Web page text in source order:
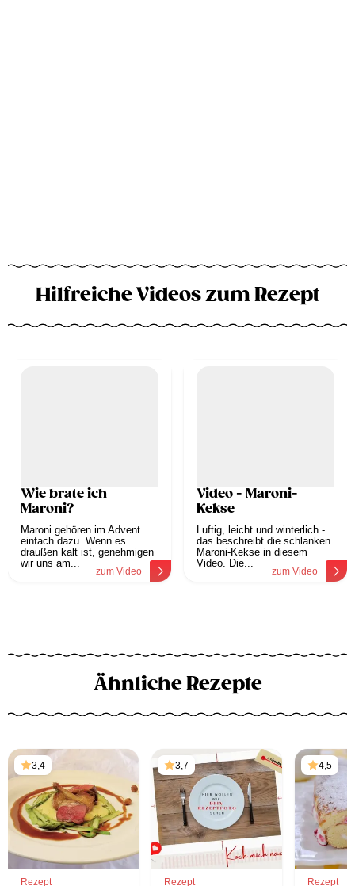
Hilfreiche Videos zum Rezept
Wie brate ich
Maroni?
Maroni gehören im Advent
einfach dazu. Wenn es
draußen kalt ist, genehmigen
wir uns am...
zum Video
Video - Maroni-
Kekse
Luftig, leicht und winterlich -
das beschreibt die schlanken
Maroni-Kekse in diesem
Video. Die...
zum Video
Ähnliche Rezepte
3,4
Rezept
3,7
Rezept
4,5
Rezept